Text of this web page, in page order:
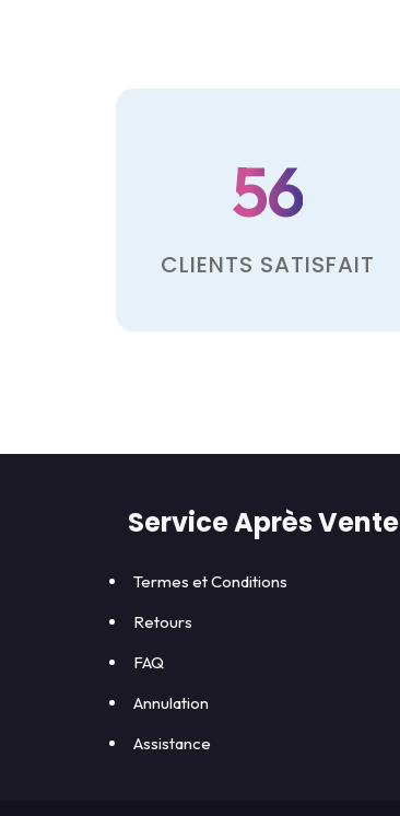
56
CLIENTS SATISFAIT
Service Après Vente
Termes et Conditions
Retours
FAQ
Annulation
Assistance